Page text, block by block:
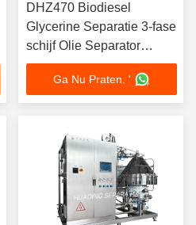
DHZ470 Biodiesel
Glycerine Separatie 3-fase
schijf Olie Separator
Glijdende zuiger
Autoontlading 37KW
Motor
Ga Nu Praten. '